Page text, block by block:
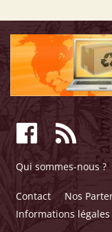
Qui sommes-nous ?
Contact Nos
Informations légales